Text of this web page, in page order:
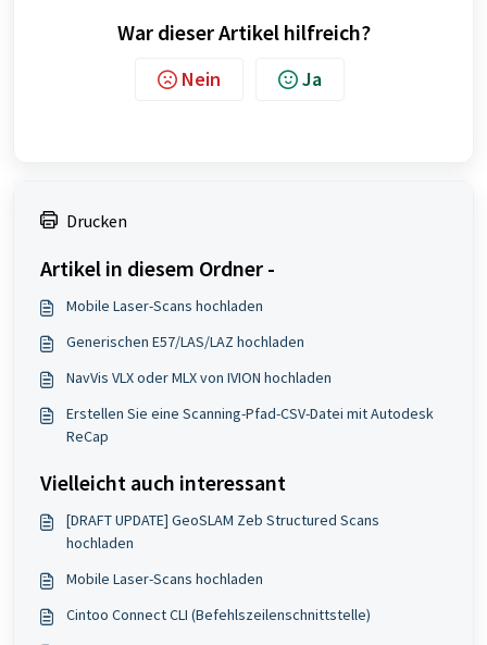
War dieser Artikel hilfreich?
Nein Ja
Drucken
Artikel in diesem Ordner -
Mobile Laser-Scans hochladen
Generischen E57/LAS/LAZ hochladen
NavVis VLX oder MLX von IVION hochladen
Erstellen Sie eine Scanning-Pfad-CSV-Datei mit Autodesk
ReCap
Vielleicht auch interessant
[DRAFT UPDATE] GeoSLAM Zeb Structured Scans
hochladen
Mobile Laser-Scans hochladen
Cintoo Connect CLI (Befehlszeilenschnittstelle)